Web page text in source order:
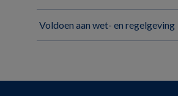
Voldoen aan wet- en regelgeving